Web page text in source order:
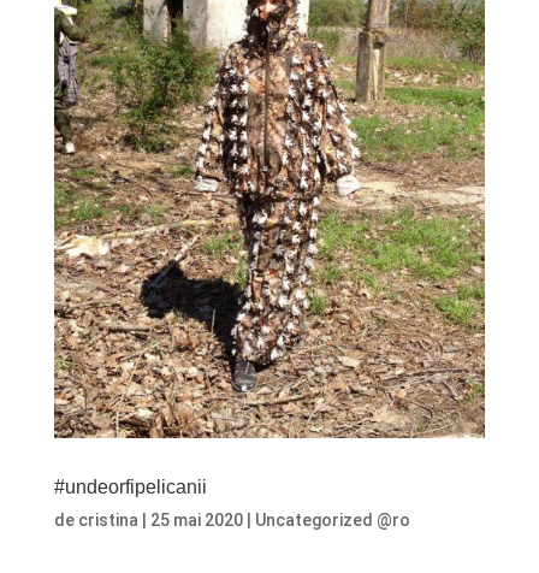
#undeorfipelicanii
de cristina 25 mai 2020| Uncategorized @ro